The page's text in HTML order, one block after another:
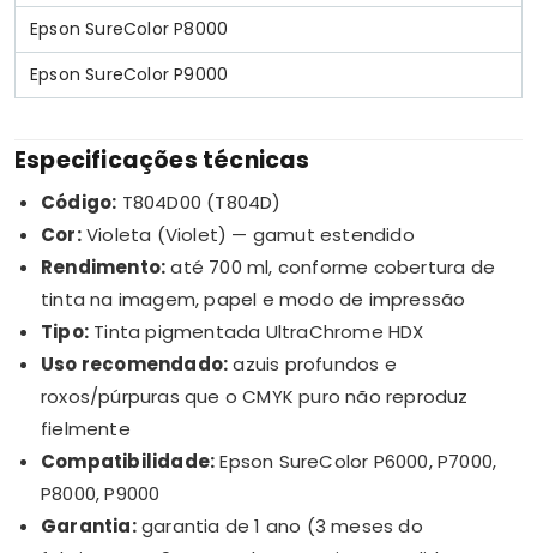
Epson SureColor P8000
Epson SureColor P9000
Especificações técnicas
Código: T804D00 (T804D)
Cor:Violeta (Violet) — gamut estendido
Rendimento:até 700 ml, conforme cobertura de
tinta na imagem, papel e modo de impressão
Tipo: Tinta pigmentada UltraChrome HDX
Uso recomendado:azuis profundos e
roxos/púrpuras que o CMYK puro não reproduz
fielmente
Compatibilidade:Epson SureColor P6000, P7000,
P8000, P9000
Garantia:garantia de 1 ano (3 meses do